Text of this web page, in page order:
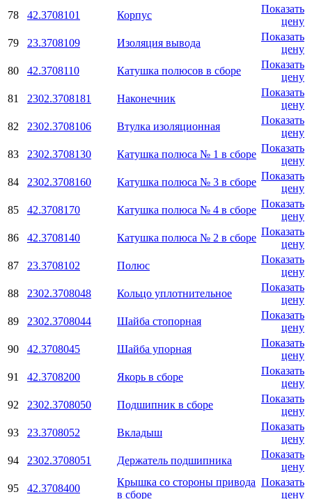
78
42.3708101 Корпус
Показать
цену
79
23.3708109 Изоляция вывода
Показать
цену
80
42.3708110 Катушка полюсов в сборе
Показать
цену
81
2302.3708181 Наконечник
Показать
цену
82
2302.3708106 Втулка изоляционная
Показать
цену
83
2302.3708130 Катушка полюса № 1 в сборе
Показать
цену
84
2302.3708160 Катушка полюса № 3 в сборе
Показать
цену
85
42.3708170 Катушка полюса № 4 в сборе
Показать
цену
86
42.3708140 Катушка полюса № 2 в сборе
Показать
цену
87
23.3708102 Полюс
Показать
цену
88
2302.3708048 Кольцо уплотнительное
Показать
цену
89
2302.3708044 Шайба стопорная
Показать
цену
90
42.3708045 Шайба упорная
Показать
цену
91
42.3708200 Якорь в сборе
Показать
цену
92
2302.3708050 Подшипник в сборе
Показать
цену
93
23.3708052 Вкладыш
Показать
цену
94
2302.3708051 Держатель подшипника
Показать
цену
95
42.3708400
Крышка со стороны привода
в сборе
Показать
цену